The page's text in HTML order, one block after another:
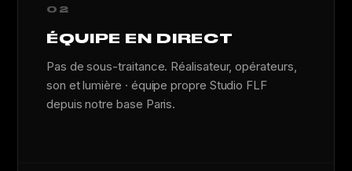
02
ÉQUIPE EN DIRECT
Pas de sous-traitance. Réalisateur, opérateurs,
son et lumière · équipe propre Studio FLF
depuis notre base Paris.